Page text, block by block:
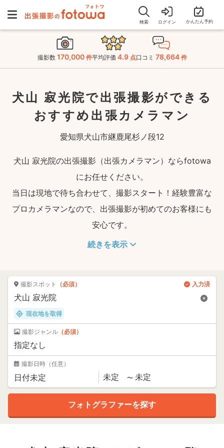
検索 ログイン かんたん予約
撮影数 170,000 件平均評価 4.9 点口コミ 78,664 件
犬山 寂光院で出張撮影ができる
おすすめ出張カメラマン
愛知県犬山市継鹿尾杉ノ段12
犬山 寂光院の出張撮影（出張カメラマン）ならfotowa
にお任せください。
当日は現地で待ち合わせて、撮影スタート！経験豊富な
プロカメラマンなので、出張撮影が初めてのお客様にも
安心です。
続きを表示
撮影スポット （必須） 入力済
現在地を取得
撮影ジャンル （必須）
撮影日時 （任意）